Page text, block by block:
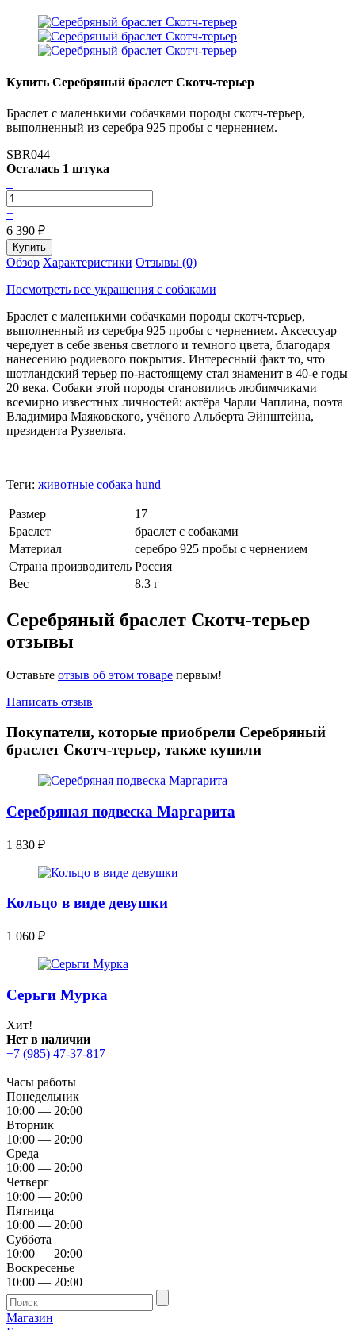
Купить Серебряный браслет Скотч-терьер
Браслет с маленькими собачками породы скотч-терьер,
выполненный из серебра 925 пробы с чернением.
SBR044
Осталась 1 штука
−
+
6 390 ₽
Обзор Характеристики Отзывы (0)
Посмотреть все украшения с собаками
Браслет с маленькими собачками породы скотч-терьер,
выполненный из серебра 925 пробы с чернением. Аксессуар
чередует в себе звенья светлого и темного цвета, благодаря
нанесению родиевого покрытия. Интересный факт то, что
шотландский терьер по-настоящему стал знаменит в 40-е годы
20 века. Собаки этой породы становились любимчиками
всемирно известных личностей: актёра Чарли Чаплина, поэта
Владимира Маяковского, учёного Альберта Эйнштейна,
президента Рузвельта.
Теги: животные собака hund
Размер
17
Браслет
браслет с собаками
Материал
серебро 925 пробы с чернением
Страна производитель Россия
Вес
8.3 г
Серебряный браслет Скотч-терьер
отзывы
Оставьте отзыв об этом товаре первым!
Написать отзыв
Покупатели, которые приобрели Серебряный
браслет Скотч-терьер, также купили
Серебряная подвеска Маргарита
1 830 ₽
Кольцо в виде девушки
1 060 ₽
Серьги Мурка
Хит!
Нет в наличии
+7 (985) 47-37-817
Часы работы
Понедельник
10:00 — 20:00
Вторник
10:00 — 20:00
Среда
10:00 — 20:00
Четверг
10:00 — 20:00
Пятница
10:00 — 20:00
Суббота
10:00 — 20:00
Воскресенье
10:00 — 20:00
Магазин